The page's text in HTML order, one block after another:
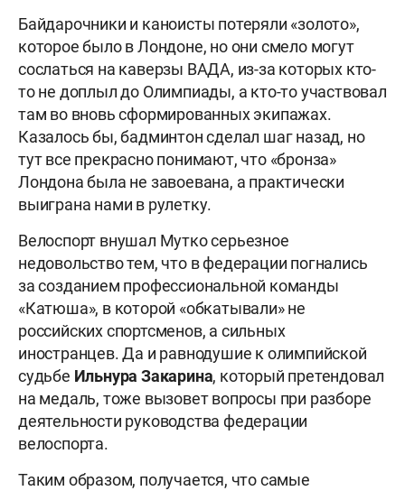
Байдарочники и каноисты потеряли «золото»,
которое было в Лондоне, но они смело могут
сослаться на каверзы ВАДА, из-за которых кто-
то не доплыл до Олимпиады, а кто-то участвовал
там во вновь сформированных экипажах.
Казалось бы, бадминтон сделал шаг назад, но
тут все прекрасно понимают, что «бронза»
Лондона была не завоевана, а практически
выиграна нами в рулетку.
Велоспорт внушал Мутко серьезное
недовольство тем, что в федерации погнались
за созданием профессиональной команды
«Катюша», в которой «обкатывали» не
российских спортсменов, а сильных
иностранцев. Да и равнодушие к олимпийской
судьбе Ильнура Закарина, который претендовал
на медаль, тоже вызовет вопросы при разборе
деятельности руководства федерации
велоспорта.
Таким образом, получается, что самые